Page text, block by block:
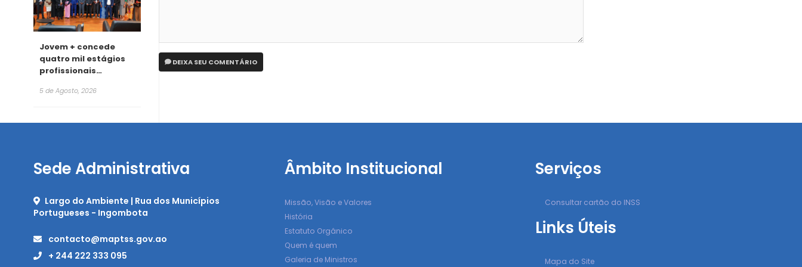
Jovem + concede
quatro mil estágios
profissionais
2026
5 de Agosto, 2026
DEIXA SEU COMENTÁRIO
Sede Administrativa
Largo do Ambiente | Rua dos Municípios
Portugueses - Ingombota
contacto@maptss.gov.ao
+ 244 222 333 095
Âmbito Institucional
Missão, Visão e Valores
História
Estatuto Orgânico
Quem é quem
Galeria de Ministros
Serviços
Consultar cartão do INSS
Links Úteis
Mapa do Site